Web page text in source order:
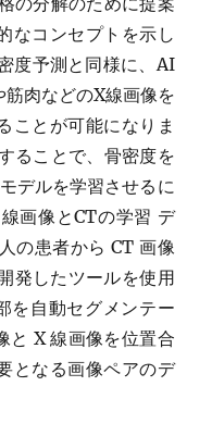
なコンセプトを示し
度予測と同様に、AI
肉などのX線画像を
ことが可能になりま
ることで、骨密度を
デルを学習させるに
画像とCTの学習 デ
の患者から CT 画像
発したツールを使用
を自動セグメンテー
と X 線画像を位置合
となる画像ペアのデ